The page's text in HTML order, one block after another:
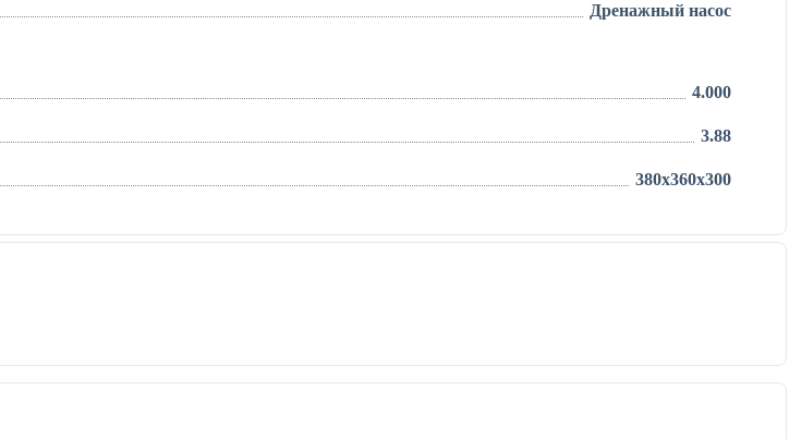
Дренажный насос
4.000
3.88
380x360x300